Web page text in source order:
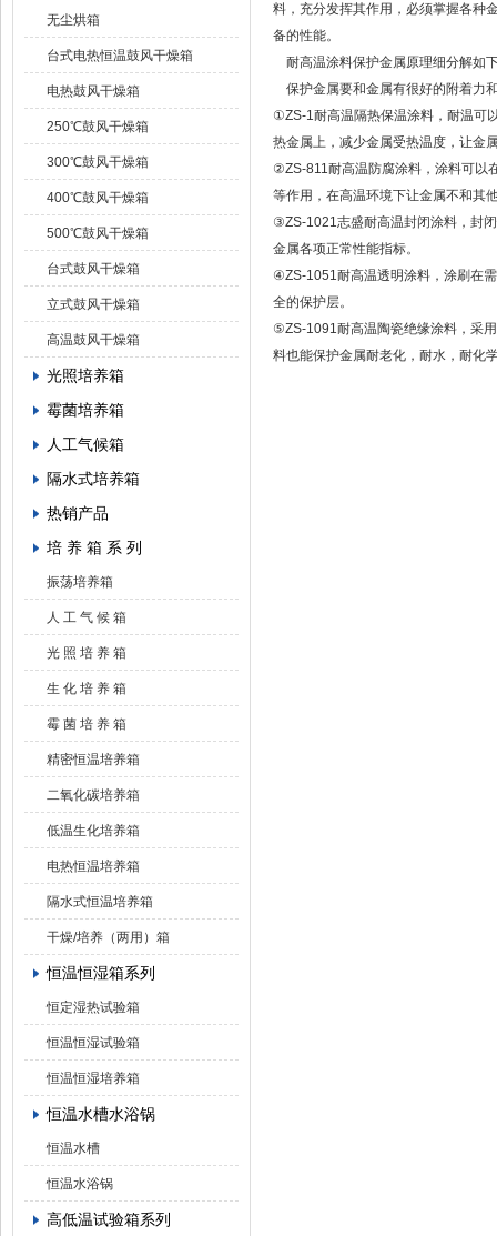
无尘烘箱
台式电热恒温鼓风干燥箱
电热鼓风干燥箱
250℃鼓风干燥箱
300℃鼓风干燥箱
400℃鼓风干燥箱
500℃鼓风干燥箱
台式鼓风干燥箱
立式鼓风干燥箱
高温鼓风干燥箱
光照培养箱
霉菌培养箱
人工气候箱
隔水式培养箱
热销产品
培 养 箱 系 列
振荡培养箱
人 工 气 候 箱
光 照 培 养 箱
生 化 培 养 箱
霉 菌 培 养 箱
精密恒温培养箱
二氧化碳培养箱
低温生化培养箱
电热恒温培养箱
隔水式恒温培养箱
干燥/培养（两用）箱
恒温恒湿箱系列
恒定湿热试验箱
恒温恒湿试验箱
恒温恒湿培养箱
恒温水槽水浴锅
恒温水槽
恒温水浴锅
高低温试验箱系列
料，充分发挥其作用，必须掌握各种
备的性能。
耐高温涂料保护金属原理细分解如
保护金属要和金属有很好的附着力
①ZS-1耐高温隔热保温涂料，耐温可
热金属上，减少金属受热温度，让金
②ZS-811耐高温防腐涂料，涂料可以
等作用，在高温环境下让金属不和其
③ZS-1021志盛耐高温封闭涂料，封
金属各项正常性能指标。
④ZS-1051耐高温透明涂料，涂刷在
全的保护层。
⑤ZS-1091耐高温陶瓷绝缘涂料，采
料也能保护金属耐老化，耐水，耐化